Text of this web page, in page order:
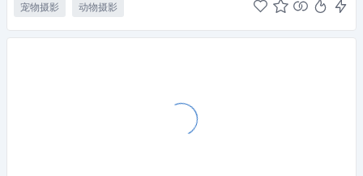
宠物摄影 动物摄影